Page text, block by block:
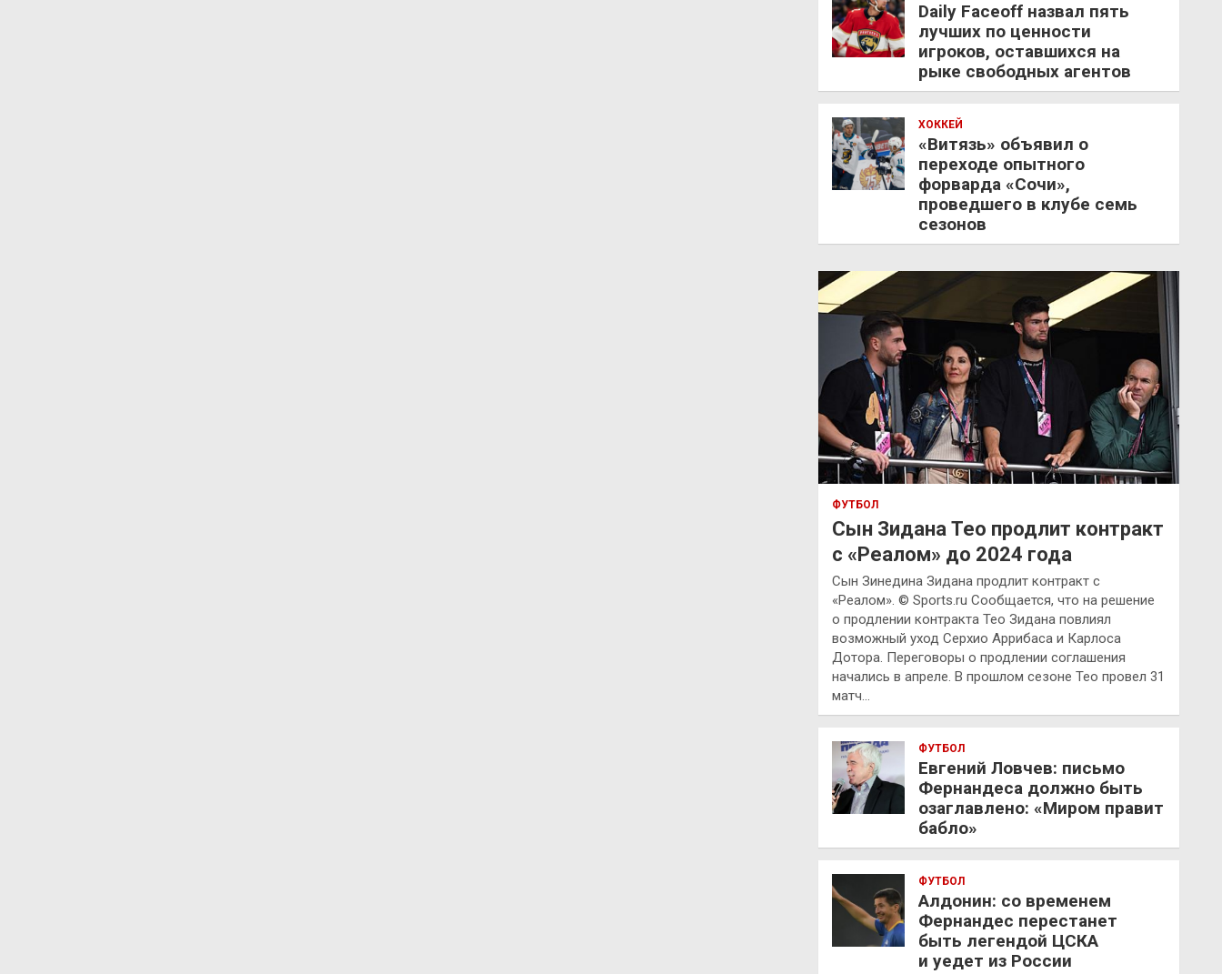
Daily Faceoff назвал пять
лучших по ценности
игроков, оставшихся на
рыке свободных агентов
ХОККЕЙ
«Витязь» объявил о
переходе опытного
форварда «Сочи»,
проведшего в клубе семь
сезонов
ФУТБОЛ
Сын Зидана Тео продлит контракт
с «Реалом» до 2024 года
Сын Зинедина Зидана продлит контракт с
«Реалом». © Sports.ru Сообщается, что на решение
о продлении контракта Тео Зидана повлиял
возможный уход Серхио Аррибаса и Карлоса
Дотора. Переговоры о продлении соглашения
начались в апреле. В прошлом сезоне Тео провел 31
матч…
ФУТБОЛ
Евгений Ловчев: письмо
Фернандеса должно быть
озаглавлено: «Миром правит
бабло»
ФУТБОЛ
Алдонин: со временем
Фернандес перестанет
быть легендой ЦСКА
и уедет из России